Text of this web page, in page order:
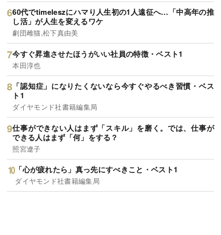
60代でtimeleszにハマり人生初の1人遠征へ…「中高年の推
し活」が人生を変えるワケ
劇団雌猫,松下真由美
今すぐ昇進させたほうがいい社員の特徴・ベスト1
本田淳也
「認知症」になりたくないなら今すぐやるべき習慣・ベス
ト1
ダイヤモンド社書籍編集局
仕事ができない人はまず「スキル」を磨く。では、仕事が
できる人はまず「何」をする？
照宮遼子
「心が疲れたら」真っ先にすべきこと・ベスト1
ダイヤモンド社書籍編集局